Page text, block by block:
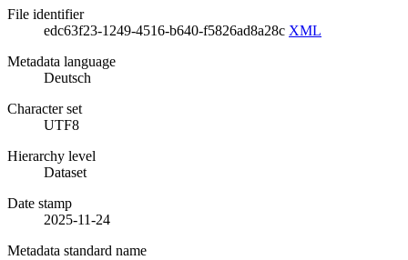
File identifier
edc63f23-1249-4516-b640-f5826ad8a28c XML
Metadata language
Deutsch
Character set
UTF8
Hierarchy level
Dataset
Date stamp
2025-11-24
Metadata standard name